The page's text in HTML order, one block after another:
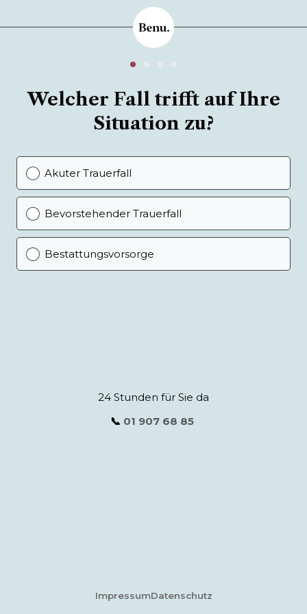
Welcher Fall trifft auf Ihre
Situation zu?
Akuter Trauerfall
Bevorstehender Trauerfall
Bestattungsvorsorge
24 Stunden für Sie da
📞 01 907 68 85
ImpressumDatenschutz